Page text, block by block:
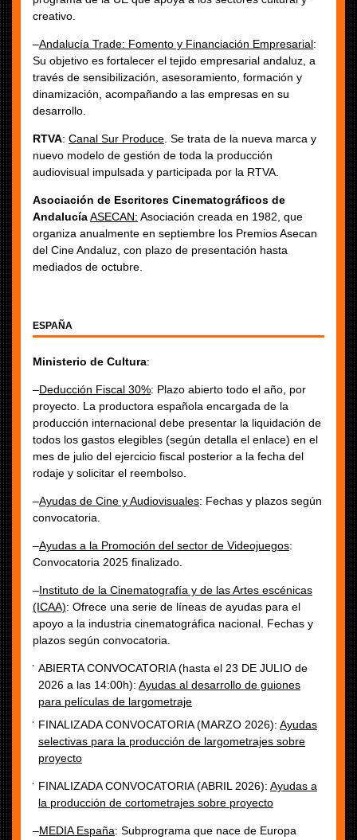
creativo.
–Andalucía Trade: Fomento y Financiación Empresarial:
Su objetivo es fortalecer el tejido empresarial andaluz, a
través de sensibilización, asesoramiento, formación y
dinamización, acompañando a las empresas en su
desarrollo.
RTVA: Canal Sur Produce . Se trata de la nueva marca y
nuevo modelo de gestión de toda la producción
audiovisual impulsada y participada por la RTVA.
Asociación de Escritores Cinematográficos de
AndalucíaASECAN: Asociación creada en 1982, que
organiza anualmente en septiembre los Premios Asecan
del Cine Andaluz, con plazo de presentación hasta
mediados de octubre.
ESPAÑA
Ministerio de Cultura:
–Deducción Fiscal 30%: Plazo abierto todo el año, por
proyecto. La productora española encargada de la
producción internacional debe presentar la liquidación de
todos los gastos elegibles (según detalla el enlace) en el
mes de julio del ejercicio fiscal posterior a la fecha del
rodaje y solicitar el reembolso.
–Ayudas de Cine y Audiovisuales: Fechas y plazos según
convocatoria.
–Ayudas a la Promoción del sector de Videojuegos:
Convocatoria 2025 finalizado.
–Instituto de la Cinematografía y de las Artes escénicas
(ICAA): Ofrece una serie de líneas de ayudas para el
apoyo a la industria cinematográfica nacional. Fechas y
plazos según convocatoria.
ABIERTA CONVOCATORIA (hasta el 23 DE JULIO de
2026 a las 14:00h): Ayudas al desarrollo de guiones
para películas de largometraje
FINALIZADA CONVOCATORIA (MARZO 2026): Ayudas
selectivas para la producción de largometrajes sobre
proyecto
FINALIZADA CONVOCATORIA (ABRIL 2026): Ayudas a
la producción de cortometrajes sobre proyecto
–MEDIA España: Subprograma que nace de Europa